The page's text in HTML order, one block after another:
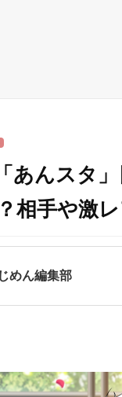
あんスタ
相手や激
めん編集部